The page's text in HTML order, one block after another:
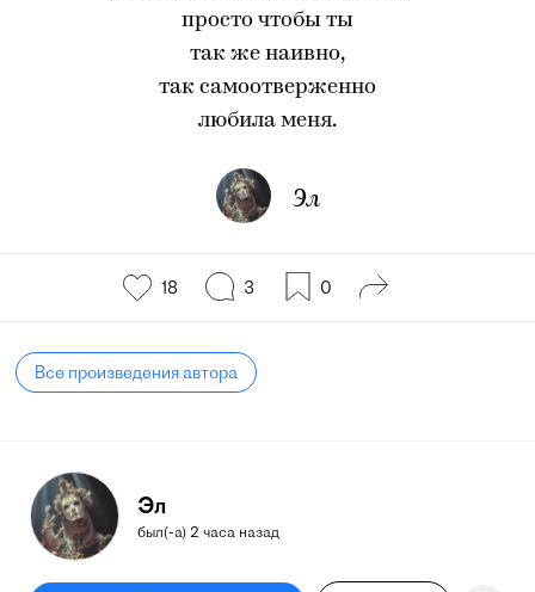
просто чтобы ты
так же наивно,
так самоотверженно
любила меня.
Эл
18 3 0
Все произведения автора
Эл
был(-а) 2 часа назад